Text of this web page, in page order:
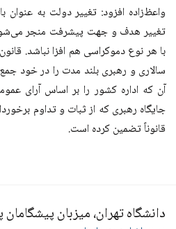
واعظ‌زاده افزود: تغییر دولت به عنوان
تغییر هدف و جهت پیشرفت منجر
با هر نوع دموکراسی هم افزا نباشد.
سالاری و رهبری بلند مدت را در خود
آن که اداره کشور را بر اساس آرای
جایگاه رهبری که از ثبات و تداوم
قانوناً تضمین کرده است.
دانشگاه تهران، میزبان